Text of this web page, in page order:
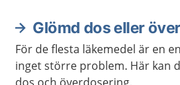
Glömd dos eller
För de flesta läkemedel är en
inget större problem. Här kan